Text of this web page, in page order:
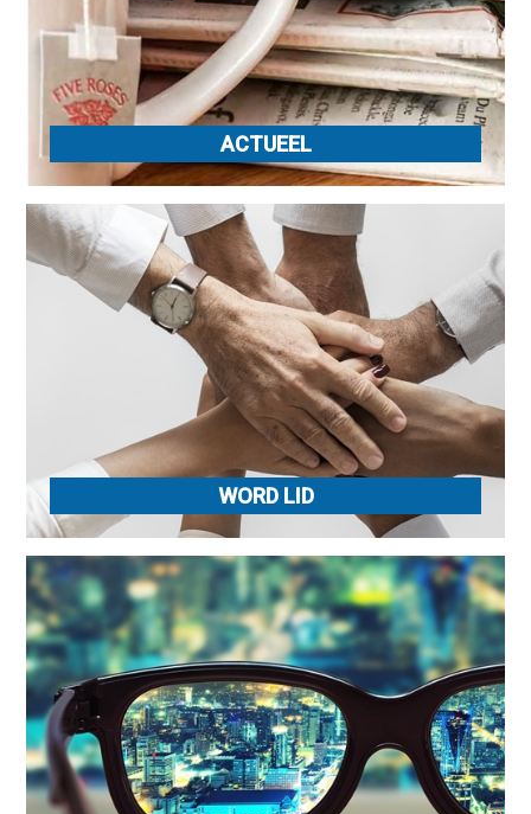
ACTUEEL
WORD LID